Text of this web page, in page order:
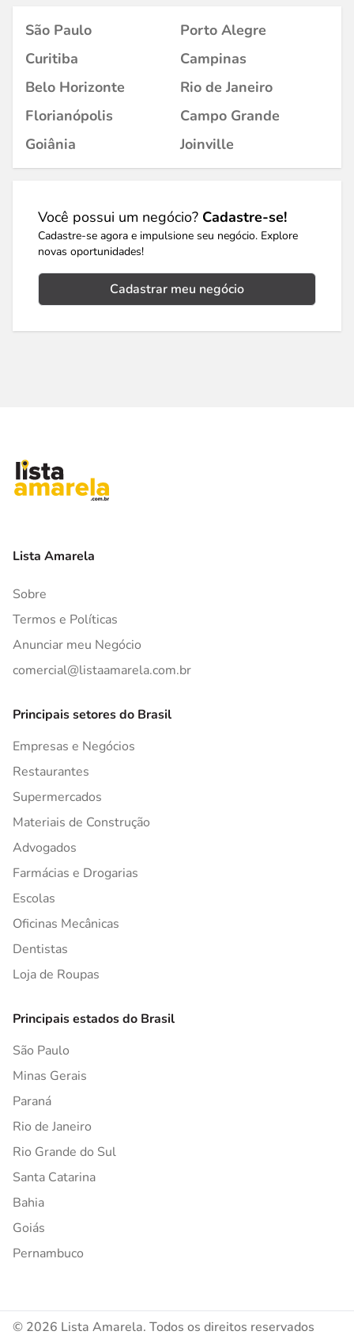
São Paulo
Porto Alegre
Curitiba
Campinas
Belo Horizonte
Rio de Janeiro
Florianópolis
Campo Grande
Goiânia
Joinville
Você possui um negócio? Cadastre-se!
Cadastre-se agora e impulsione seu negócio. Explore
novas oportunidades!
Cadastrar meu negócio
Lista Amarela
Sobre
Termos e Políticas
Anunciar meu Negócio
comercial@listaamarela.com.br
Principais setores do Brasil
Empresas e Negócios
Restaurantes
Supermercados
Materiais de Construção
Advogados
Farmácias e Drogarias
Escolas
Oficinas Mecânicas
Dentistas
Loja de Roupas
Principais estados do Brasil
São Paulo
Minas Gerais
Paraná
Rio de Janeiro
Rio Grande do Sul
Santa Catarina
Bahia
Goiás
Pernambuco
© 2026 Lista Amarela. Todos os direitos reservados